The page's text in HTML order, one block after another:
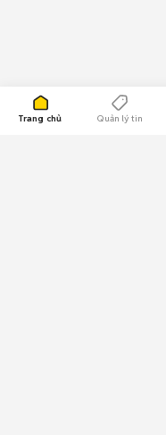
Trang chủ Quản lý tin